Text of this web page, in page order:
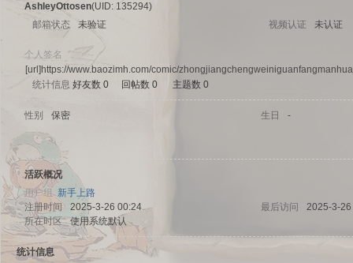
AshleyOttosen(UID: 135294)
邮箱状态
未验证 视频认证 未认证
个人签名
[url]https://www.baozimh.com/comic/
统计信息 好友数 0 回帖数 0 主题数 0
性别 保密 生日 -
活跃概况
用户组 新手上路
注册时间
2025-3-26 00:24 最后访问
2025-3-
所在时区
使用系统默认
统计信息